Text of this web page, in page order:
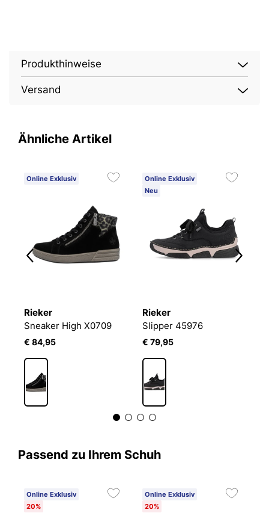
Produkthinweise
Versand
Ähnliche Artikel
Online Exklusiv
Rieker
Sneaker High X0709
€ 84,95
Online Exklusiv
Neu
Rieker
Slipper 45976
€ 79,95
Passend zu Ihrem Schuh
Online Exklusiv
20%
Online Exklusiv
20%